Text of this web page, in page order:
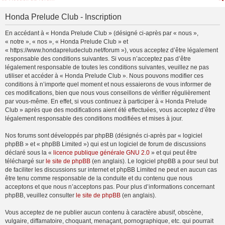
Honda Prelude Club - Inscription
En accédant à « Honda Prelude Club » (désigné ci-après par « nous »,
« notre », « nos », « Honda Prelude Club » et
« https://www.hondapreludeclub.net/forum »), vous acceptez d’être légalement
responsable des conditions suivantes. Si vous n’acceptez pas d’être
légalement responsable de toutes les conditions suivantes, veuillez ne pas
utiliser et accéder à « Honda Prelude Club ». Nous pouvons modifier ces
conditions à n’importe quel moment et nous essaierons de vous informer de
ces modifications, bien que nous vous conseillons de vérifier régulièrement
par vous-même. En effet, si vous continuez à participer à « Honda Prelude
Club » après que des modifications aient été effectuées, vous acceptez d’être
légalement responsable des conditions modifiées et mises à jour.
Nos forums sont développés par phpBB (désignés ci-après par « logiciel
phpBB » et « phpBB Limited ») qui est un logiciel de forum de discussions
déclaré sous la « licence publique générale GNU 2.0 » et qui peut être
téléchargé sur le site de phpBB (en anglais). Le logiciel phpBB a pour seul but
de faciliter les discussions sur internet et phpBB Limited ne peut en aucun cas
être tenu comme responsable de la conduite et du contenu que nous
acceptons et que nous n’acceptons pas. Pour plus d’informations concernant
phpBB, veuillez consulter le site de phpBB (en anglais).
Vous acceptez de ne publier aucun contenu à caractère abusif, obscène,
vulgaire, diffamatoire, choquant, menaçant, pornographique, etc. qui pourrait